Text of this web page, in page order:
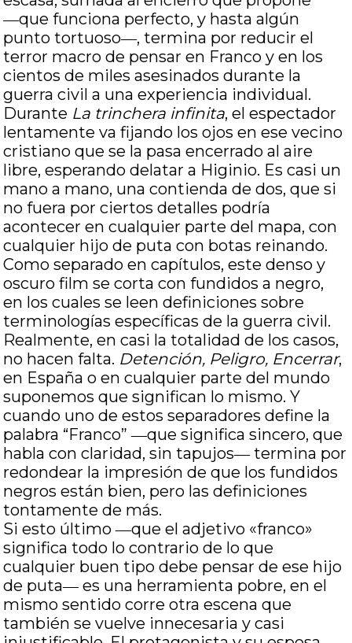
―que funciona perfecto, y hasta algún
punto tortuoso―, termina por reducir el
terror macro de pensar en Franco y en los
cientos de miles asesinados durante la
guerra civil a una experiencia individual.
Durante La trinchera infinita, el espectador
lentamente va fijando los ojos en ese vecino
cristiano que se la pasa encerrado al aire
libre, esperando delatar a Higinio. Es casi un
mano a mano, una contienda de dos, que si
no fuera por ciertos detalles podría
acontecer en cualquier parte del mapa, con
cualquier hijo de puta con botas reinando.
Como separado en capítulos, este denso y
oscuro film se corta con fundidos a negro,
en los cuales se leen definiciones sobre
terminologías específicas de la guerra civil.
Realmente, en casi la totalidad de los casos,
no hacen falta. Detención, Peligro, Encerrar,
en España o en cualquier parte del mundo
suponemos que significan lo mismo. Y
cuando uno de estos separadores define la
palabra “Franco” ―que significa sincero, que
habla con claridad, sin tapujos― termina por
redondear la impresión de que los fundidos
negros están bien, pero las definiciones
tontamente de más.
Si esto último ―que el adjetivo «franco»
significa todo lo contrario de lo que
cualquier buen tipo debe pensar de ese hijo
de puta― es una herramienta pobre, en el
mismo sentido corre otra escena que
también se vuelve innecesaria y casi